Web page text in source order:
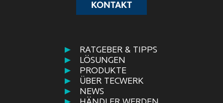
RATGEBER & TIPPS
LÖSUNGEN
PRODUKTE
ÜBER TECWERK
NEWS
KONTAKT